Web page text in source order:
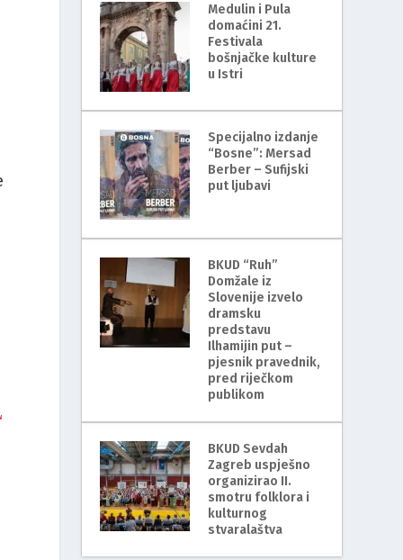
Medulin i Pula
domaćini 21.
Festivala
bošnjačke kulture
u Istri
Specijalno izdanje
“Bosne”: Mersad
Berber – Sufijski
put ljubavi
BKUD “Ruh”
Domžale iz
Slovenije izvelo
dramsku
predstavu
Ilhamijin put –
pjesnik pravednik,
pred riječkom
publikom
BKUD Sevdah
Zagreb uspješno
organizirao II.
smotru folklora i
kulturnog
stvaralaštva